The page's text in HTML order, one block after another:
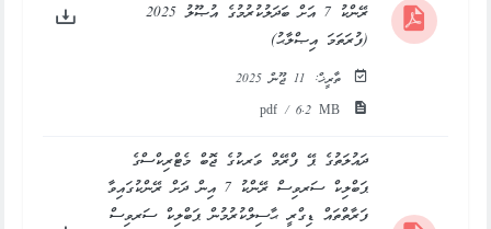
ރޭންކު 7 އަށް ބަދަލުކުރުމުގެ އުޞޫލު 2025
(ފުރަތަމަ އިޞްލާޙު)
ތާރީޚް: 11 ޖޫން 2025
pdf / 6.2 MB
ދައުލަތުގެ ޕޭ ފްރޭމް ވަރކުގެ ޖޮބް މެޓްރިކްސްގެ
ޕަބްލިކް ސަރވިސް ރޭންކު 7 އިން ދަށް ރޭންކުގައިވާ
ފަރާތްތައް ޑިގްރީ ޙާސިލްކުރުމުން ޕަބްލިކް ސަރވިސް